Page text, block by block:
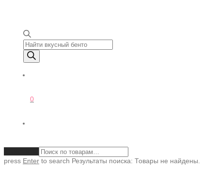
Поиск товаров
0
press Enter to search Результаты поиска: Товары не найдены.